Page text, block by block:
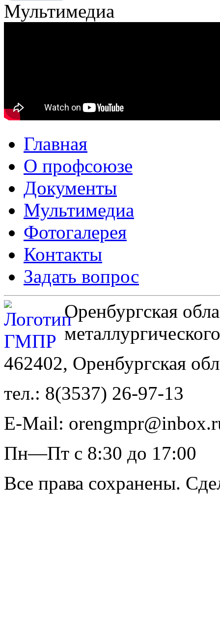
Мультимедиа
Главная
О профсоюзе
Документы
Мультимедиа
Фотогалерея
Контакты
Задать вопрос
Оренбургская
462402, Оренбургская
тел.: 8(3537) 26-97-13
E-Mail:
Пн—Пт с 8:30 до 17:00
Все права сохранены.